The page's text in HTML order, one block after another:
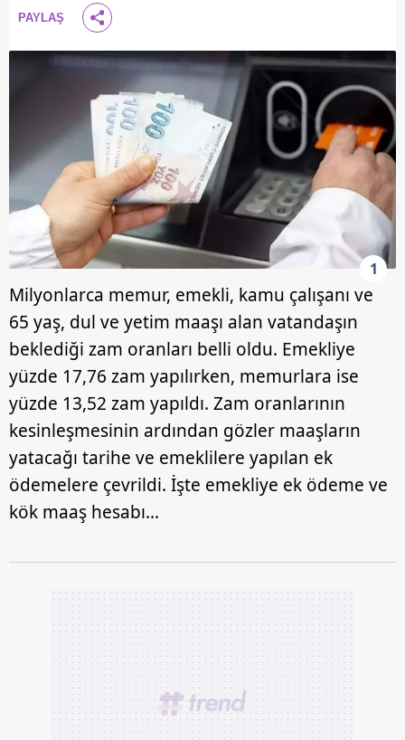
PAYLAŞ
1
Milyonlarca memur, emekli, kamu çalışanı ve
65 yaş, dul ve yetim maaşı alan vatandaşın
beklediği zam oranları belli oldu. Emekliye
yüzde 17,76 zam yapılırken, memurlara ise
yüzde 13,52 zam yapıldı. Zam oranlarının
kesinleşmesinin ardından gözler maaşların
yatacağı tarihe ve emeklilere yapılan ek
ödemelere çevrildi. İşte emekliye ek ödeme ve
kök maaş hesabı...